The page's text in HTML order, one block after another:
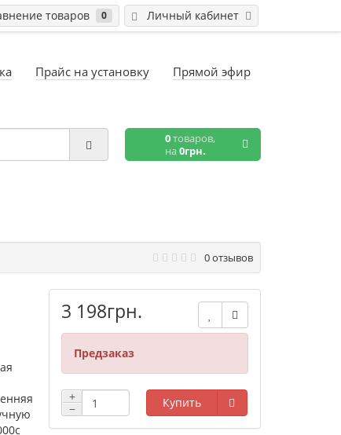
Личный кабинет
товаров 0
Прайс на установку Прямой эфир
0товаров,
на0грн.
0 отзывов
3 198грн.
Предзаказ
+
−
Купить